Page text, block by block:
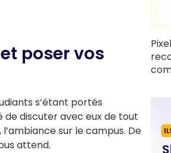
poser vos
s’étant portés
discuter avec eux de tout
sur le campus. De
attend.